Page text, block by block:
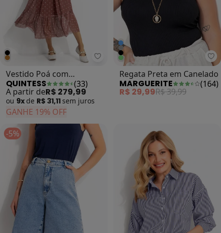
Quintess - Vestido Poá com
Vestido Poá com
Amarração no Decote
QUINTESS (33)
A partir deR$ 279,99
ou 9x de R$ 31,11 sem juros
GANHE 19% OFF
Regata Preta em Canelado
MARGUERITE (164)
R$ 29,99R$ 39,99
-5%